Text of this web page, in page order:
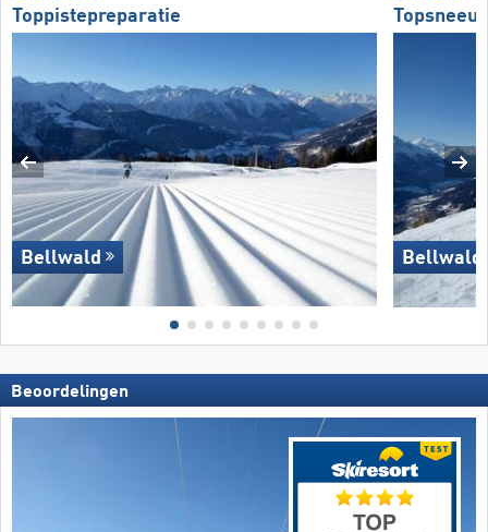
Toppistepreparatie
Bellwald Bellwald
Beoordelingen